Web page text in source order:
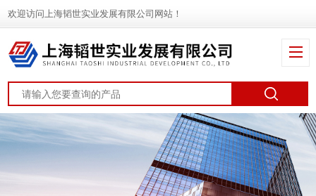
欢迎访问上海韬世实业发展有限公司网站！